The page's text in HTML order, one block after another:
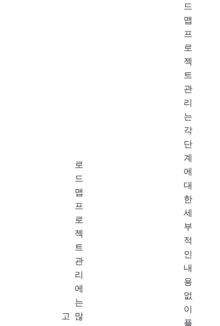
고
로
드
맵
프
로
젝
트
관
리
에
는
많
드
맵
프
로
젝
트
관
리
는
각
단
계
에
대
한
세
부
적
인
내
용
없
이
플